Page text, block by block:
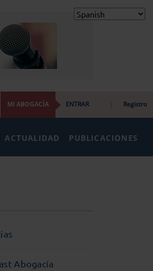
MI ABOGACÍA ENTRAR | Registro
ACTUALIDAD PUBLICACIONES
Abogacía